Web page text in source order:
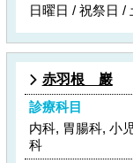
日曜日 / 祝祭日 /
赤羽根 巖
診療科目
内科, 胃腸科, 小
科